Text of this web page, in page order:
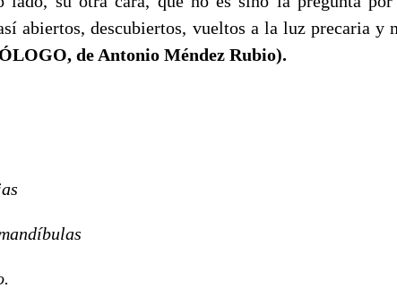
abiertos, descubiertos, vueltos a la luz precaria y
de Antonio Méndez Rubio).